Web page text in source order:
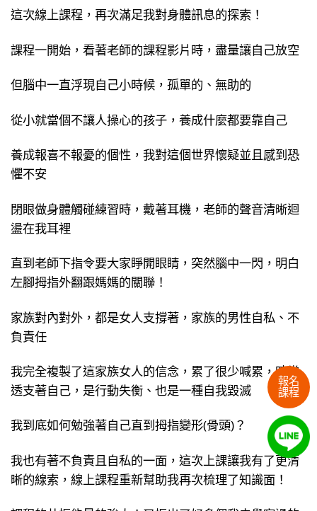
這次線上課程，再次滿足我對身體訊息的探索！
課程一開始，看著老師的課程影片時，盡量讓自己放空
但腦中一直浮現自己小時候，孤單的、無助的
從小就當個不讓人操心的孩子，養成什麼都要靠自己
養成報喜不報憂的個性，我對這個世界懷疑並且感到恐
懼不安
閉眼做身體觸碰練習時，戴著耳機，老師的聲音清晰迴
盪在我耳裡
直到老師下指令要大家睜開眼睛，突然腦中一閃，明白
左腳拇指外翻跟媽媽的關聯！
家族對內對外，都是女人支撐著，家族的男性自私、不
負責任
我完全複製了這家族女人的信念，累了很少喊累，時常
透支著自己，是行動失衡、也是一種自我毀滅
我到底如何勉強著自己直到拇指變形(骨頭)？
我也有著不負責且自私的一面，這次上課讓我有了更清
晰的線索，線上課程重新幫助我再次梳理了知識面！
報名
課程